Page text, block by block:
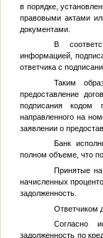
в порядке,
правовыми актами
документами.
В
информацией,
ответчика с
Таким
предоставление
подписания кодом
направленного на
заявлении о
Банк
полном объеме, что
Принятые
начисленных
задолженность.
Ответчиком
Согласно
задолженность по